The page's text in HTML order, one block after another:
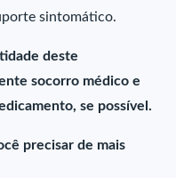
sintomático.
deste
socorro médico e
se possível.
precisar de mais